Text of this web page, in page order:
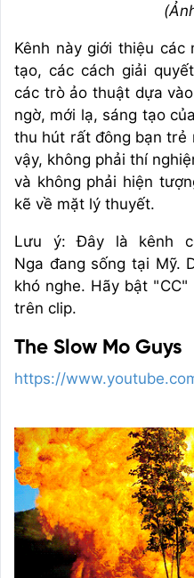
Kênh này giới thiệu
tạo, các cách giải
các trò ảo thuật dựa
ngờ, mới lạ, sáng tạo
thu hút rất đông bạn trẻ
vậy, không phải thí
và không phải hiện
kẽ về mặt lý thuyết.
Lưu ý: Đây là kênh
Nga đang sống tại Mỹ.
khó nghe. Hãy bật
trên clip.
The Slow Mo Guys
https://